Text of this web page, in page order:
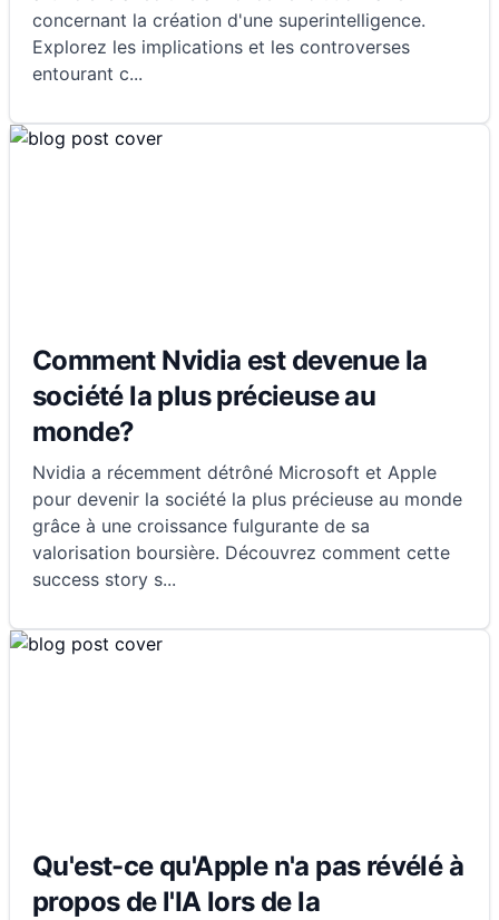
concernant la création d'une superintelligence.
Explorez les implications et les controverses
entourant c...
Comment Nvidia est devenue la
société la plus précieuse au
monde?
Nvidia a récemment détrôné Microsoft et Apple
pour devenir la société la plus précieuse au monde
grâce à une croissance fulgurante de sa
valorisation boursière. Découvrez comment cette
success story s...
Qu'est-ce qu'Apple n'a pas révélé à
propos de l'IA lors de la